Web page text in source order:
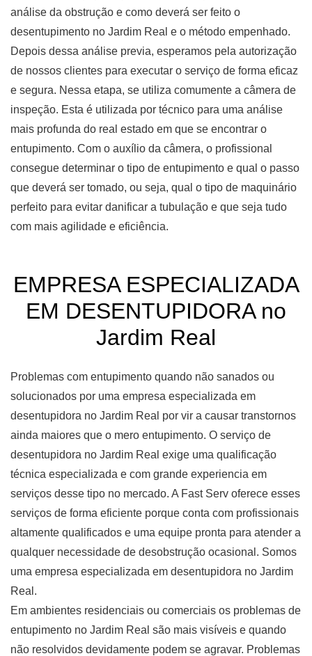
análise da obstrução e como deverá ser feito o
desentupimento no Jardim Real e o método empenhado.
Depois dessa análise previa, esperamos pela autorização
de nossos clientes para executar o serviço de forma eficaz
e segura. Nessa etapa, se utiliza comumente a câmera de
inspeção. Esta é utilizada por técnico para uma análise
mais profunda do real estado em que se encontrar o
entupimento. Com o auxílio da câmera, o profissional
consegue determinar o tipo de entupimento e qual o passo
que deverá ser tomado, ou seja, qual o tipo de maquinário
perfeito para evitar danificar a tubulação e que seja tudo
com mais agilidade e eficiência.
EMPRESA ESPECIALIZADA
EM DESENTUPIDORA no
Jardim Real
Problemas com entupimento quando não sanados ou
solucionados por uma empresa especializada em
desentupidora no Jardim Real por vir a causar transtornos
ainda maiores que o mero entupimento. O serviço de
desentupidora no Jardim Real exige uma qualificação
técnica especializada e com grande experiencia em
serviços desse tipo no mercado. A Fast Serv oferece esses
serviços de forma eficiente porque conta com profissionais
altamente qualificados e uma equipe pronta para atender a
qualquer necessidade de desobstrução ocasional. Somos
uma empresa especializada em desentupidora no Jardim
Real.
Em ambientes residenciais ou comerciais os problemas de
entupimento no Jardim Real são mais visíveis e quando
não resolvidos devidamente podem se agravar. Problemas